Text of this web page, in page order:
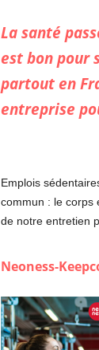
La santé
est bon pour
partout en
entreprise
Emplois
commun : le corps
de notre entretien
Neoness-